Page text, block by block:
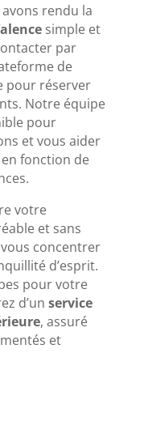
avons rendu la
simple et
par
de
pour réserver
Notre équipe
pour
et vous aider
fonction de
votre
et sans
concentrer
d’esprit.
pour votre
d’un service
, assuré
et